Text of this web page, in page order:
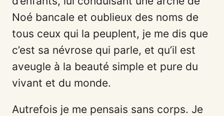
Noé bancale et oublieux des noms de
tous ceux qui la peuplent, je me dis que
c’est sa névrose qui parle, et qu’il est
aveugle à la beauté simple et pure du
vivant et du monde.
Autrefois je me pensais sans corps. Je